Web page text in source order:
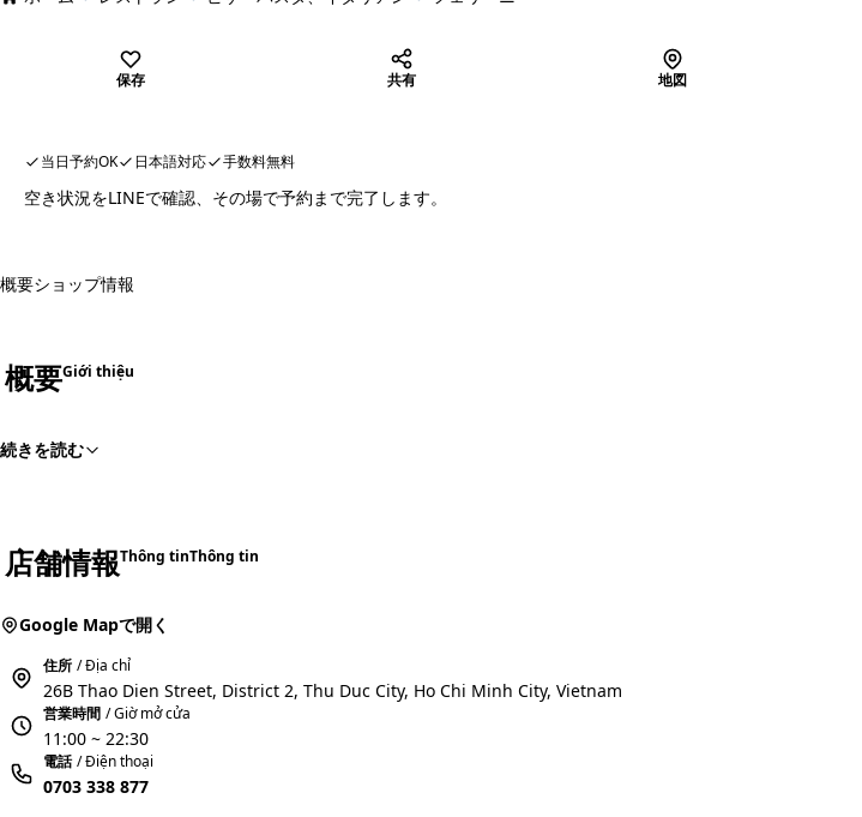
保存 共有 地図
当日予約OK 日本語対応 手数料無料
空き状況をLINEで確認、その場で予約まで完了します。
概要ショップ情報
概要Giới thiệu
続きを読む
店舗情報Thông tinThông tin
Google Mapで開く
住所 / Địa chỉ
26B Thao Dien Street, District 2, Thu Duc City, Ho Chi Minh City, Vietnam
営業時間 / Giờ mở cửa
11:00 ~ 22:30
電話 / Điện thoại
0703 338 877